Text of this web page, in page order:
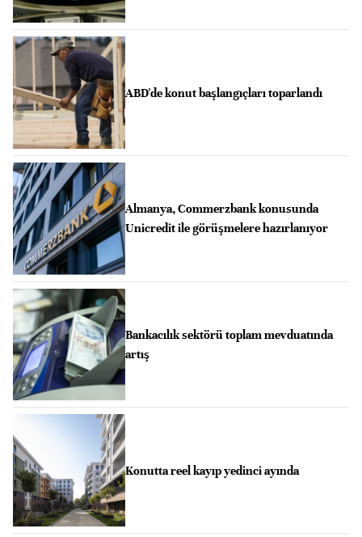
ABD'de konut başlangıçları toparlandı
Almanya, Commerzbank konusunda
Unicredit ile görüşmelere hazırlanıyor
Bankacılık sektörü toplam mevduatında
artış
Konutta reel kayıp yedinci ayında